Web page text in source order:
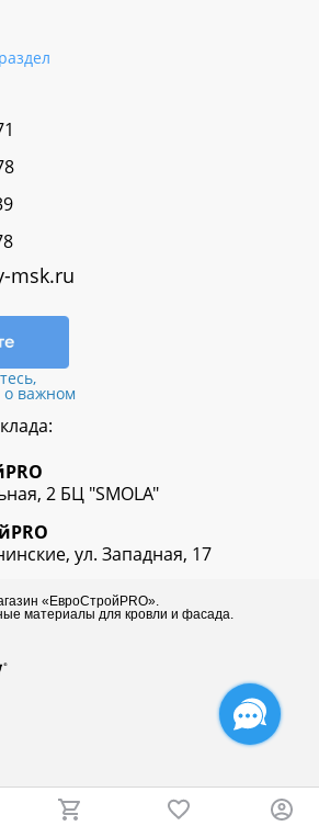
msk.ru
о важном
PRO
2 БЦ "SMOLA"
PRO
ул. Западная, 17
магазин «ЕвроСтройPRO».
материалы для кровли и фасада.